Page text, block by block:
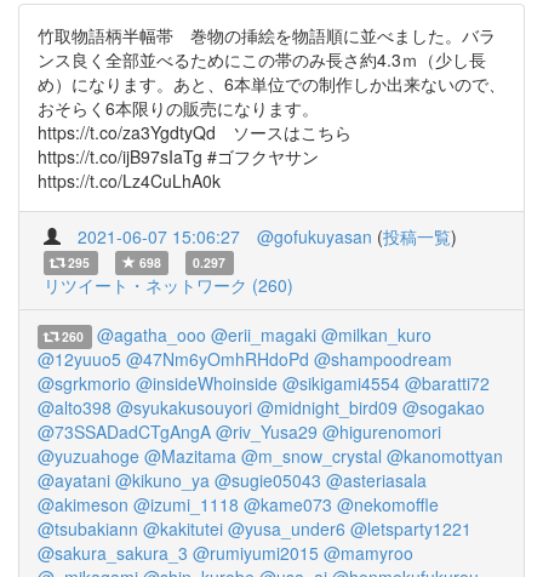
竹取物語柄半幅帯 巻物の挿絵を物語順に並べました。バラ
ンス良く全部並べるためにこの帯のみ長さ約4.3ｍ（少し長
め）になります。あと、6本単位での制作しか出来ないので、
おそらく6本限りの販売になります。
https://t.co/za3YgdtyQd ソースはこちら
https://t.co/ijB97sIaTg #ゴフクヤサン
https://t.co/Lz4CuLhA0k
2021-06-07 15:06:27 @gofukuyasan (投稿一覧)
295 698 0.297
リツイート・ネットワーク (260)
260 @agatha_ooo @erii_magaki @milkan_kuro
@12yuuo5 @47Nm6yOmhRHdoPd @shampoodream
@sgrkmorio @insideWhoinside @sikigami4554 @baratti72
@alto398 @syukakusouyori @midnight_bird09 @sogakao
@73SSADadCTgAngA @riv_Yusa29 @higurenomori
@yuzuahoge @Mazitama @m_snow_crystal @kanomottyan
@ayatani @kikuno_ya @sugie05043 @asteriasala
@akimeson @izumi_1118 @kame073 @nekomoffle
@tsubakiann @kakitutei @yusa_under6 @letsparty1221
@sakura_sakura_3 @rumiyumi2015 @mamyroo